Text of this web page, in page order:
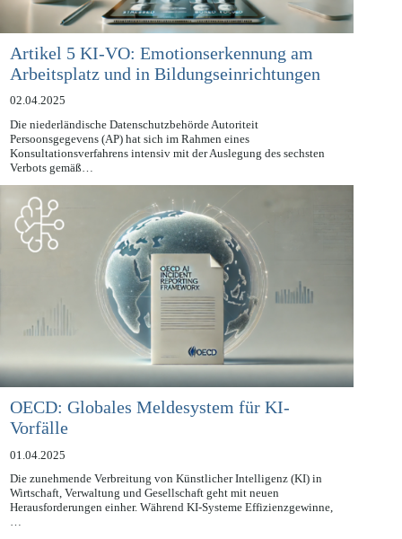
Artikel 5 KI-VO: Emotionserkennung am
Arbeitsplatz und in Bildungseinrichtungen
02.04.2025
Die niederländische Datenschutzbehörde Autoriteit
Persoonsgegevens (AP) hat sich im Rahmen eines
Konsultationsverfahrens intensiv mit der Auslegung des sechsten
Verbots gemäß…
OECD: Globales Meldesystem für KI-
Vorfälle
01.04.2025
Die zunehmende Verbreitung von Künstlicher Intelligenz (KI) in
Wirtschaft, Verwaltung und Gesellschaft geht mit neuen
Herausforderungen einher. Während KI-Systeme Effizienzgewinne,